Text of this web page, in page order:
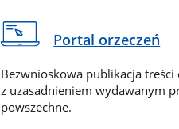
Portal orzeczeń
Bezwnioskowa publikacja treści
z uzasadnieniem wydawanym
powszechne.